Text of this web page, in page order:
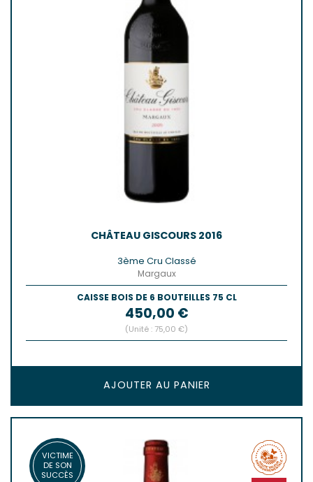
CHÂTEAU GISCOURS 2016
3ème Cru Classé
Margaux
CAISSE BOIS DE 6 BOUTEILLES 75 CL
Prix
450,00 €
(Unité : 75,00 €)
AJOUTER AU PANIER
VICTIME
DE SON
SUCCÈS